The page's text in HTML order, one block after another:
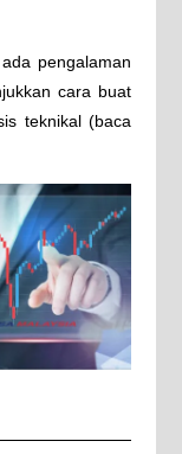
pengalaman
cara buat
teknikal (baca